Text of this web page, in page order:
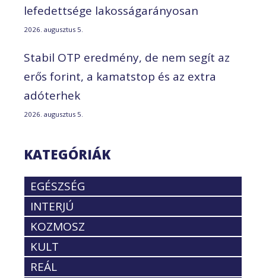
lefedettsége lakosságarányosan
2026. augusztus 5.
Stabil OTP eredmény, de nem segít az
erős forint, a kamatstop és az extra
adóterhek
2026. augusztus 5.
KATEGÓRIÁK
EGÉSZSÉG
INTERJÚ
KOZMOSZ
KULT
REÁL